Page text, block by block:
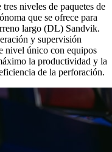
niveles de paquetes de
que se ofrece para
largo (DL) Sandvik.
y supervisión
nivel único con equipos
la productividad y la
de la perforación.